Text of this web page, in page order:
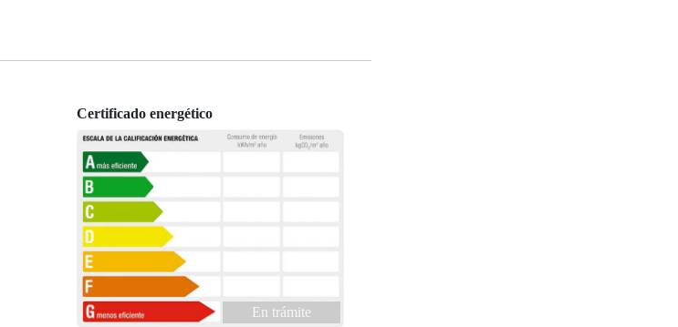
Certificado energético
En trámite